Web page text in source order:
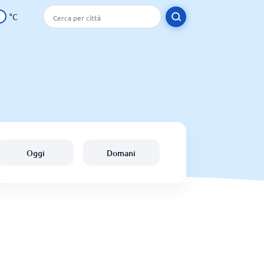
°C
Oggi Domani